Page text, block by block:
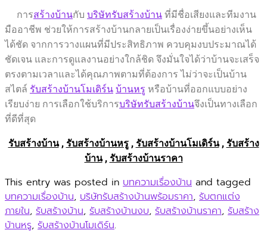
การสร้างบ้านกับ บริษัทรับสร้างบ้าน ที่มีชื่อเสียงและทีมงาน
มืออาชีพ ช่วยให้การสร้างบ้านกลายเป็นเรื่องง่ายขึ้นอย่างเห็น
ได้ชัด จากการวางแผนที่มีประสิทธิภาพ ควบคุมงบประมาณได้
ชัดเจน และการดูแลงานอย่างใกล้ชิด จึงมั่นใจได้ว่าบ้านจะเสร็จ
ตรงตามเวลาและได้คุณภาพตามที่ต้องการ ไม่ว่าจะเป็นบ้าน
สไตล์ รับสร้างบ้านโมเดิร์น บ้านหรู หรือบ้านที่ออกแบบอย่าง
เรียบง่าย การเลือกใช้บริการบริษัทรับสร้างบ้านจึงเป็นทางเลือก
ที่ดีที่สุด
รับสร้างบ้าน, รับสร้างบ้านหรู, รับสร้างบ้านโมเดิร์น, รับสร้าง
บ้าน, รับสร้างบ้านราคา
This entry was posted in บทความเรื่องบ้าน and tagged
บทความเรื่องบ้าน, บริษัทรับสร้างบ้านพร้อมราคา, รับตกแต่ง
ภายใน, รับสร้างบ้าน, รับสร้างบ้านงบ, รับสร้างบ้านราคา, รับสร้าง
บ้านหรู, รับสร้างบ้านโมเดิร์น.